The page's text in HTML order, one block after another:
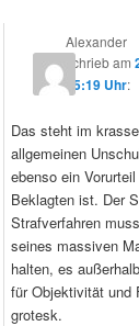
Alexander
schriebam
15:19 Uhr:
Das steht im
allgemeinen
ebenso ein
Beklagten ist. Der
Strafverfahren
seines massiven
halten, es
für Objektivität und
grotesk.